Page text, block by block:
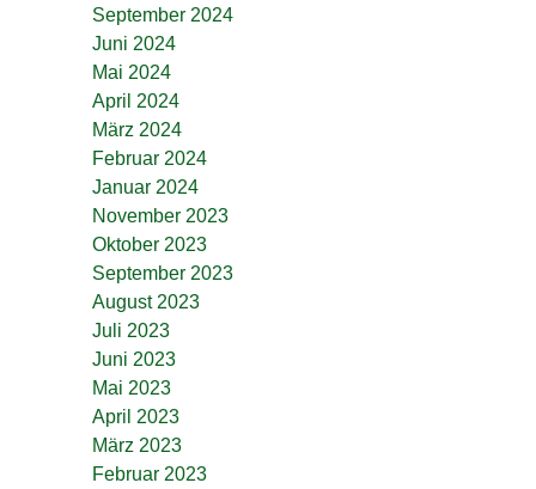
September 2024
Juni 2024
Mai 2024
April 2024
März 2024
Februar 2024
Januar 2024
November 2023
Oktober 2023
September 2023
August 2023
Juli 2023
Juni 2023
Mai 2023
April 2023
März 2023
Februar 2023